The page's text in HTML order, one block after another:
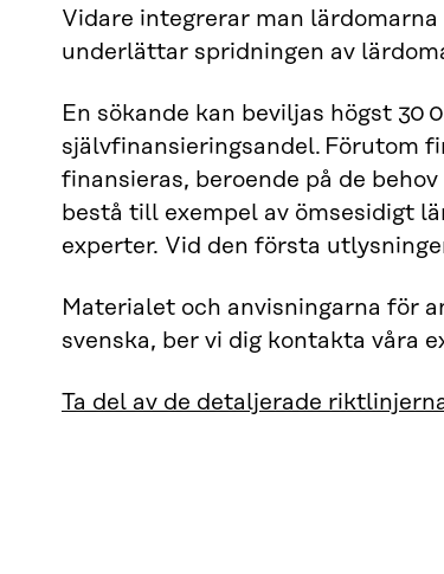
Vidare integrerar man
underlättar spridningen av
En sökande kan beviljas högst 30
självfinansieringsandel. Förutom
finansieras, beroende på de
bestå till exempel av ömsesidigt
experter. Vid den första
Materialet och anvisningarna för
svenska, ber vi dig kontakta våra
Ta del av de detaljerade